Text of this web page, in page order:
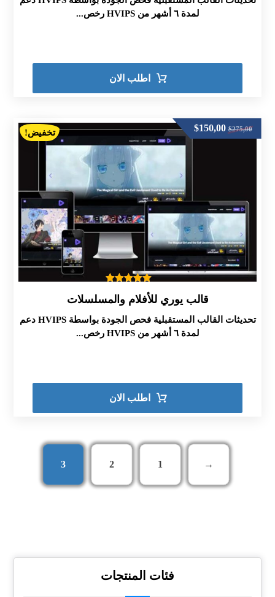
لمدة ٦ أشهر من HVIPS رخص...
اطلب الان
قالب يوري للأفلام والمسلسلات
تحديثات القالب المستقبلية فحص الجودة بواسطة HVIPS دعم
لمدة ٦ أشهر من HVIPS رخص...
5.00
من 5
$275,00
$150,00 تخفيض!
اطلب الان
→
1
2
3
فئات المنتجات